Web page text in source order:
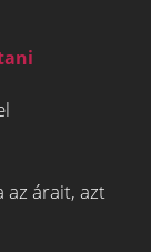
az árait, azt